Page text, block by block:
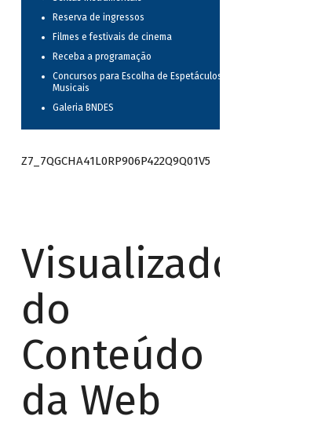
Reserva de ingressos
Filmes e festivais de cinema
Receba a programação
Concursos para Escolha de Espetáculos
Musicais
Galeria BNDES
Z7_7QGCHA41L0RP906P422Q9Q01V5
Visualizador
do
Conteúdo
da Web